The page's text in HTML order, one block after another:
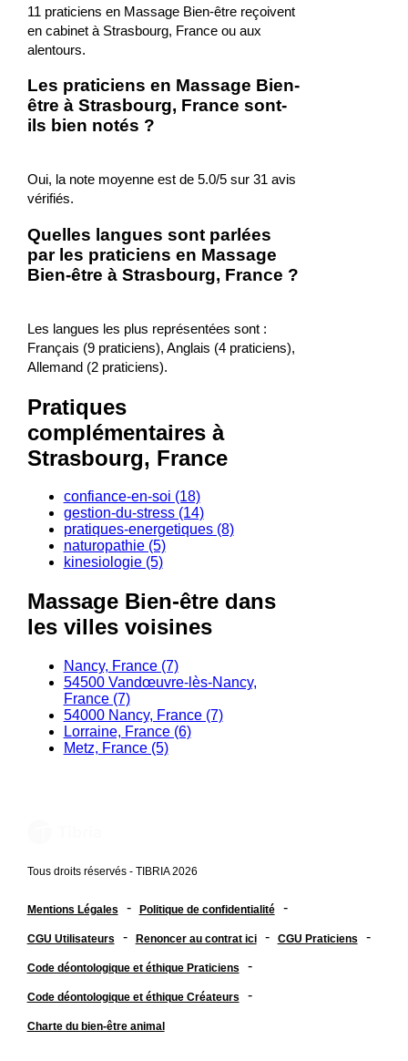
11 praticiens en Massage Bien-être reçoivent
en cabinet à Strasbourg, France ou aux
alentours.
Les praticiens en Massage Bien-
être à Strasbourg, France sont-
ils bien notés ?
Oui, la note moyenne est de 5.0/5 sur 31 avis
vérifiés.
Quelles langues sont parlées
par les praticiens en Massage
Bien-être à Strasbourg, France ?
Les langues les plus représentées sont :
Français (9 praticiens), Anglais (4 praticiens),
Allemand (2 praticiens).
Pratiques
complémentaires à
Strasbourg, France
confiance-en-soi (18)
gestion-du-stress (14)
pratiques-energetiques (8)
naturopathie (5)
kinesiologie (5)
Massage Bien-être dans
les villes voisines
Nancy, France (7)
54500 Vandœuvre-lès-Nancy,
France (7)
54000 Nancy, France (7)
Lorraine, France (6)
Metz, France (5)
Tous droits réservés - TIBRIA 2026
Mentions Légales - Politique de confidentialité -
CGU Utilisateurs - Renoncer au contrat ici - CGU Praticiens -
Code déontologique et éthique Praticiens -
Code déontologique et éthique Créateurs -
Charte du bien-être animal